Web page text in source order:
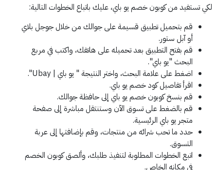
لكي تستفيد من كوبون خصم يو باي، عليك باتباع الخطوات التالية:
قم بتحميل تطبيق قسيمة على جوالك من خلال جوجل بلاي
أو آبل ستور.
قم بفتح التطبيق بعد تحميله على هاتفك، واكتب في مربع
البحث "يو باي".
اضغط على علامة البحث، واختر النتيجة " يو باي | Ubay".
اقرأ تفاصيل كود خصم يو باي.
قم بنسخ كوبون خصم يو باي إلى حافظة جوالك.
قم بالضغط على تسوق الآن وستنتقل مباشرة إلى صفحة
متجر يو باي الرئيسية.
حدد ما تحب شرائه من منتجات، وقم بإضافتها إلى عربة
التسوق.
اتبع الخطوات المطلوبة لتنفيذ طلبك، وألصق كوبون الخصم
في مكانه الخاص.